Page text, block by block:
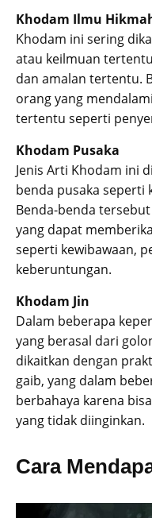
Khodam Ilmu
Khodam ini sering
atau keilmuan
dan amalan tertentu.
orang yang
tertentu seperti
Khodam Pusaka
Jenis Arti Khodam ini
benda pusaka seperti
Benda-benda
yang dapat
seperti kewibawaan,
keberuntungan.
Khodam Jin
Dalam beberapa
yang berasal dari
dikaitkan dengan
gaib, yang dalam
berbahaya karena
yang tidak diinginkan.
Cara